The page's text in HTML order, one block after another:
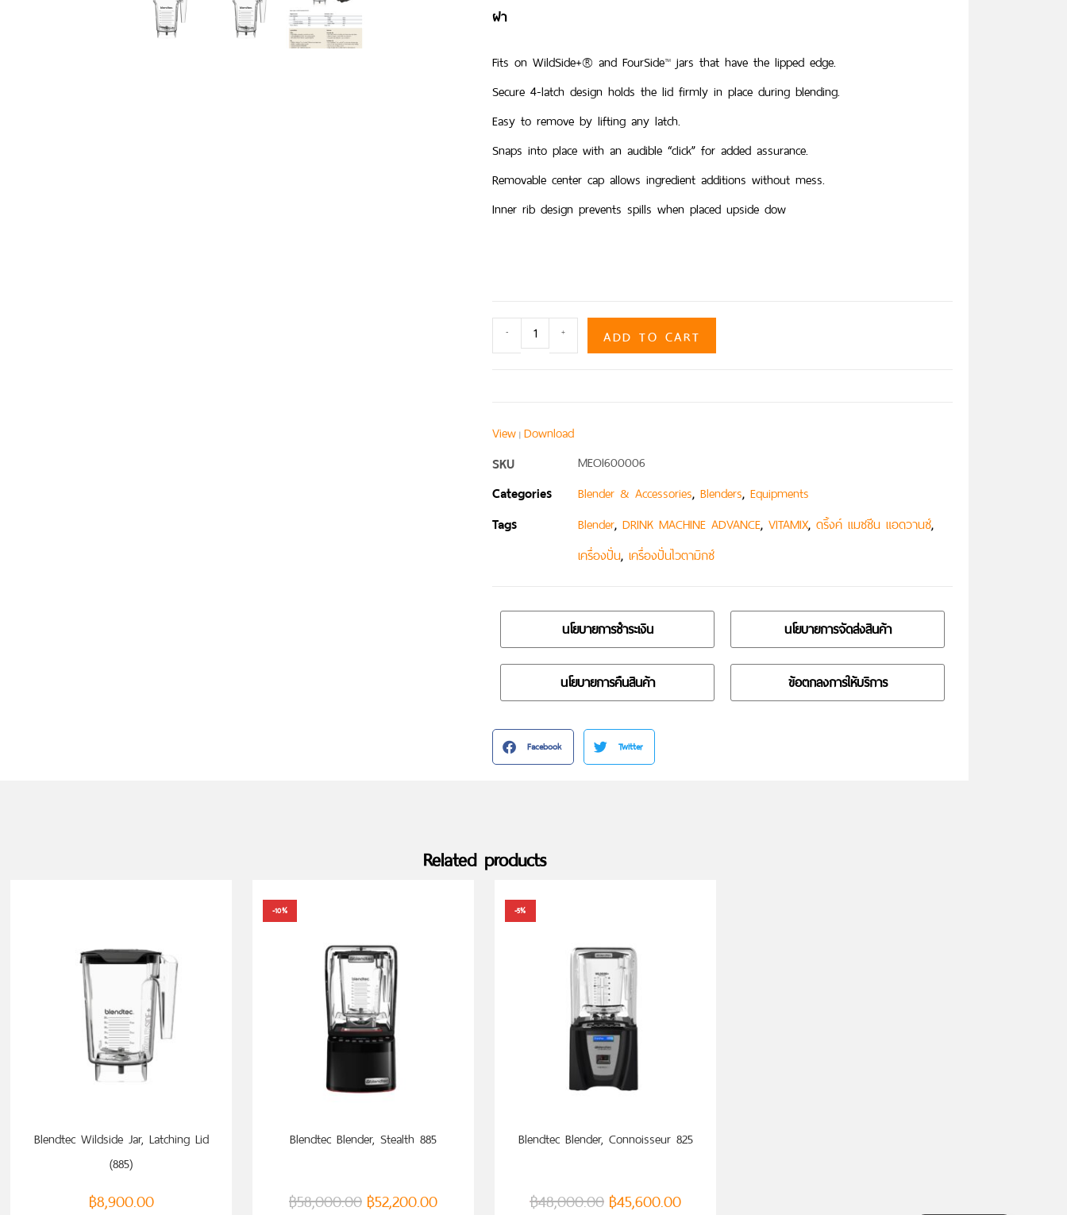
ฝา
Fits on WildSide+® and FourSide™ jars that have the lipped edge.
Secure 4-latch design holds the lid firmly in place during blending.
Easy to remove by lifting any latch.
Snaps into place with an audible “click” for added assurance.
Removable center cap allows ingredient additions without mess.
Inner rib design prevents spills when placed upside dow
- + ADD TO CART
View | Download
SKU MEOI600006
Categories Blender & Accessories, Blenders, Equipments
Tags Blender, DRINK MACHINE ADVANCE, VITAMIX, ดริ้งค์ แมชชีน แอดวานซ์,
เครื่องปั่น, เครื่องปั่นไวตามิกซ์
นโยบายการชำระเงิน นโยบายการจัดส่งสินค้า
นโยบายการคืนสินค้า ข้อตกลงการให้บริการ
Facebook Twitter
Related products
Blendtec Wildside Jar, Latching Lid
(885)
฿8,900.00
-10%
Blendtec Blender, Stealth 885
฿58,000.00 ฿52,200.00
-5%
Blendtec Blender, Connoisseur 825
฿48,000.00 ฿45,600.00